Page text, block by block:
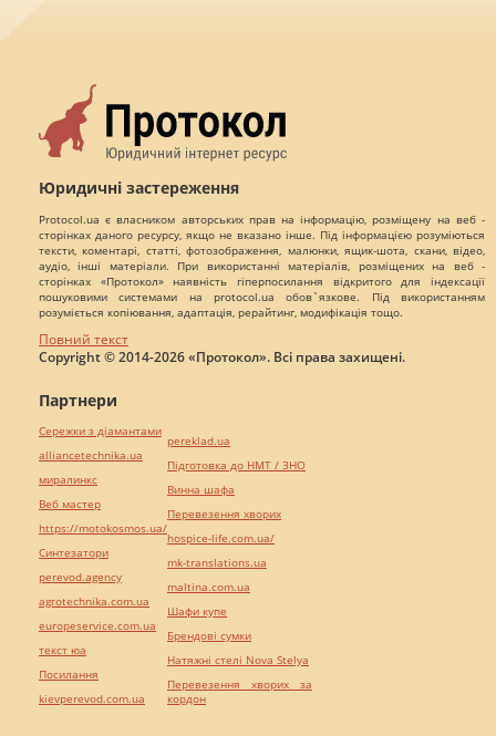
Юридичні застереження
Protocol.ua є власником авторських прав на інформацію, розміщену на веб -
сторінках даного ресурсу, якщо не вказано інше. Під інформацією розуміються
тексти, коментарі, статті, фотозображення, малюнки, ящик-шота, скани, відео,
аудіо, інші матеріали. При використанні матеріалів, розміщених на веб -
сторінках «Протокол» наявність гіперпосилання відкритого для індексації
пошуковими системами на protocol.ua обов`язкове. Під використанням
розуміється копіювання, адаптація, рерайтинг, модифікація тощо.
Повний текст
Copyright © 2014-2026 «Протокол». Всі права захищені.
Партнери
Сережки з діамантами
alliancetechnika.ua
миралинкс
Веб мастер
https://motokosmos.ua/
Синтезатори
perevod.agency
agrotechnika.com.ua
europeservice.com.ua
текст юа
Посилання
kievperevod.com.ua
pereklad.ua
Підготовка до НМТ / ЗНО
Винна шафа
Перевезення хворих
hospice-life.com.ua/
mk-translations.ua
maltina.com.ua
Шафи купе
Брендові сумки
Натяжні стелі Nova Stelya
Перевезення хворих за
кордон